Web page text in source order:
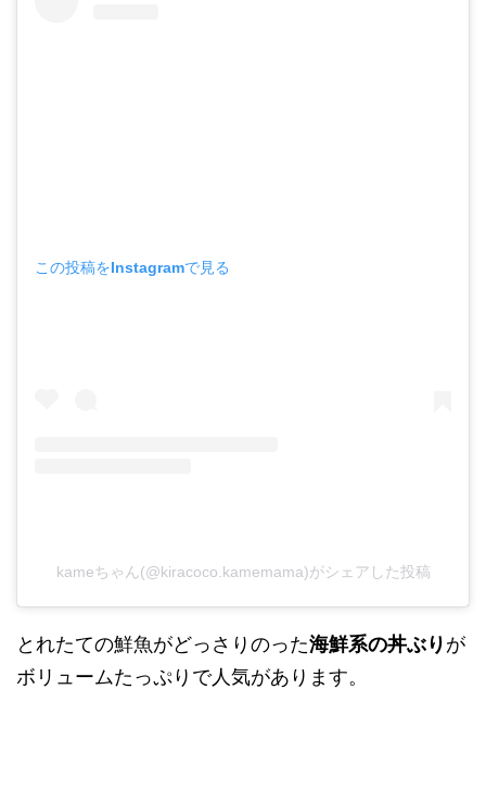
この投稿をInstagramで見る
kameちゃん(@kiracoco.kamemama)がシェアした投稿
とれたての鮮魚がどっさりのった海鮮系の丼ぶりが
ボリュームたっぷりで人気があります。